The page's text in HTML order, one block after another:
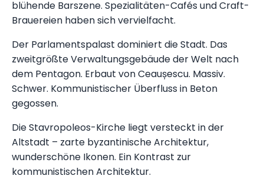
blühende Barszene. Spezialitäten-Cafés und Craft-
Brauereien haben sich vervielfacht.
Der Parlamentspalast dominiert die Stadt. Das
zweitgrößte Verwaltungsgebäude der Welt nach
dem Pentagon. Erbaut von Ceaușescu. Massiv.
Schwer. Kommunistischer Überfluss in Beton
gegossen.
Die Stavropoleos-Kirche liegt versteckt in der
Altstadt – zarte byzantinische Architektur,
wunderschöne Ikonen. Ein Kontrast zur
kommunistischen Architektur.